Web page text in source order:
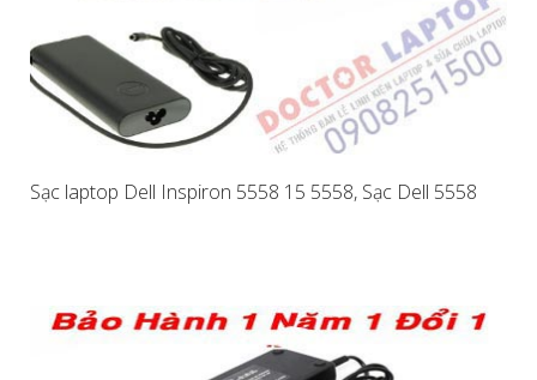
Sạc laptop Dell Inspiron 5558 15 5558, Sạc Dell 5558